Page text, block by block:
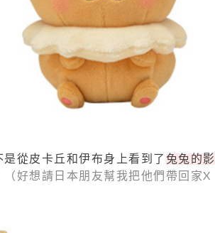
是從皮卡丘和伊布身上看到了 兔兔的影
（好想請日本朋友幫我把他們帶回家X